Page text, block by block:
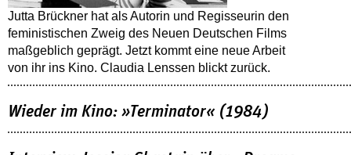
Jutta Brückner hat als Autorin und Regisseurin den
feministischen Zweig des Neuen Deutschen Films
maßgeblich geprägt. Jetzt kommt eine neue Arbeit
von ihr ins Kino. Claudia Lenssen blickt zurück.
Wieder im Kino: »Terminator« (1984)